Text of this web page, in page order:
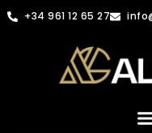
+34 961 12 65 27